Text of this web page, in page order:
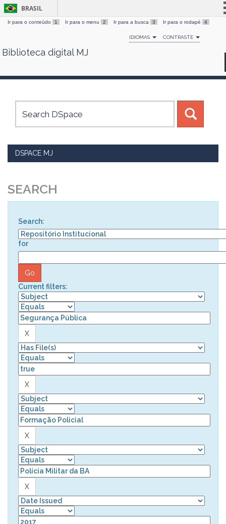
Skip
BRASIL
Simplifique!
Comunica BR
Canais
Ir para o conteúdo 1 Ir para o menu 2 Ir para a busca 3 Ir para o rodapé 4
IDIOMAS CONTRASTE
Biblioteca digital MJ
DSPACE MJ
SEARCH
Search:
for
Current filters: